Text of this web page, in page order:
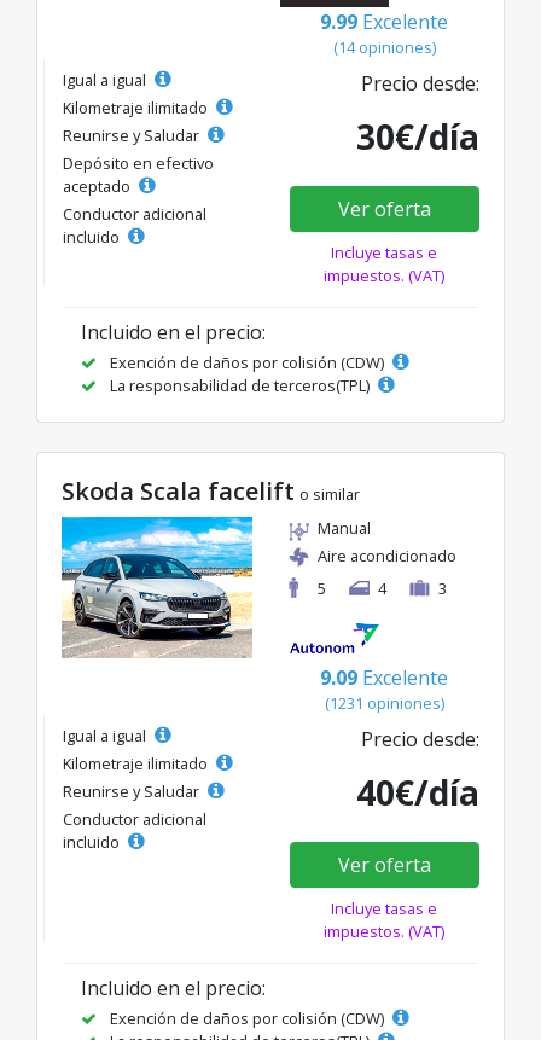
9.99 Excelente
(14 opiniones)
Igual a igual
Kilometraje ilimitado
Reunirse y Saludar
Depósito en efectivo
aceptado
Conductor adicional
incluido
Precio desde:
30€/día
Ver oferta
Incluye tasas e
impuestos. (VAT)
Incluido en el precio:
Exención de daños por colisión (CDW)
La responsabilidad de terceros(TPL)
Skoda Scala facelift o similar
Manual
Aire acondicionado
5
4 3
9.09 Excelente
(1231 opiniones)
Igual a igual
Kilometraje ilimitado
Reunirse y Saludar
Conductor adicional
incluido
Precio desde:
40€/día
Ver oferta
Incluye tasas e
impuestos. (VAT)
Incluido en el precio:
Exención de daños por colisión (CDW)